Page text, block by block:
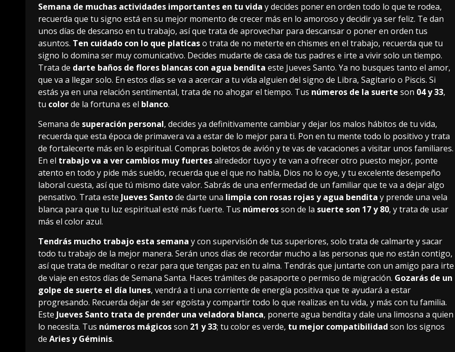
Semana de muchas actividades importantes en tu vida y decides poner en orden todo lo que te rodea,
recuerda que tu signo está en su mejor momento de crecer más en lo amoroso y decidir ya ser feliz. Te dan
unos días de descanso en tu trabajo, así que trata de aprovechar para descansar o poner en orden tus
asuntos. Ten cuidado con lo que platicaso trata de no meterte en chismes en el trabajo, recuerda que tu
signo lo domina ser muy comunicativo. Decides mudarte de casa de tus padres e irte a vivir solo un tiempo.
Trata de darte baños de flores blancas con agua bendita este Jueves Santo. Ya no busques tanto el amor,
que va a llegar solo. En estos días se va a acercar a tu vida alguien del signo de Libra, Sagitario o Piscis. Si
estás ya en una relación sentimental, trata de no ahogar el tiempo. Tus números de la suerte son 04 y 33,
tu colorde la fortuna es el blanco.
Semana de superación personal, decides ya definitivamente cambiar y dejar los malos hábitos de tu vida,
recuerda que esta época de primavera va a estar de lo mejor para ti. Pon en tu mente todo lo positivo y trata
de fortalecerte más en lo espiritual. Compras boletos de avión y te vas de vacaciones a visitar unos familiares.
En el trabajo va a ver cambios muy fuertesalrededor tuyo y te van a ofrecer otro puesto mejor, ponte
atento en todo y pide más sueldo, recuerda que el que no habla, Dios no lo oye, y tu excelente desempeño
laboral cuesta, así que tú mismo date valor. Sabrás de una enfermedad de un familiar que te va a dejar algo
pensativo. Trata este Jueves Santode darte una limpia con rosas rojas y agua bendita y prende una vela
blanca para que tu luz espiritual esté más fuerte. Tus númerosson de la suerte son 17 y 80, y trata de usar
más el color azul.
Tendrás mucho trabajo esta semana y con supervisión de tus superiores, solo trata de calmarte y sacar
todo tu trabajo de la mejor manera. Serán unos días de recordar mucho a las personas que no están contigo,
así que trata de meditar o rezar para que tengas paz en tu alma. Tendrás que juntarte con un amigo para irte
de viaje en estos días de Semana Santa. Haces trámites de pasaporte o permiso de migración. Gozarás de un
golpe de suerte el día lunes, vendrá a ti una corriente de energía positiva que te ayudará a estar
progresando. Recuerda dejar de ser egoísta y compartir todo lo que realizas en tu vida, y más con tu familia.
Este Jueves Santo trata de prender una veladora blanca, ponerte agua bendita y dale una limosna a quien
lo necesita. Tus números mágicosson 21 y 33; tu color es verde, tu mejor compatibilidad son los signos
de Aries y Géminis.